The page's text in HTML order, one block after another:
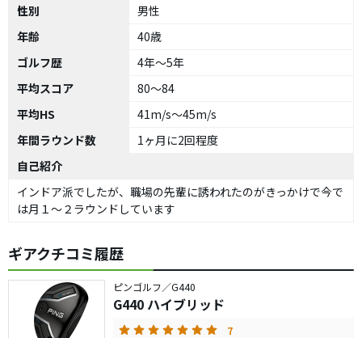
性別
男性
年齢
40歳
ゴルフ歴
4年～5年
平均スコア
80～84
平均HS
41m/s～45m/s
年間ラウンド数
1ヶ月に2回程度
自己紹介
インドア派でしたが、職場の先輩に誘われたのがきっかけで今で
は月１〜２ラウンドしています
ギアクチコミ履歴
ピンゴルフ／G440
G440 ハイブリッド
7